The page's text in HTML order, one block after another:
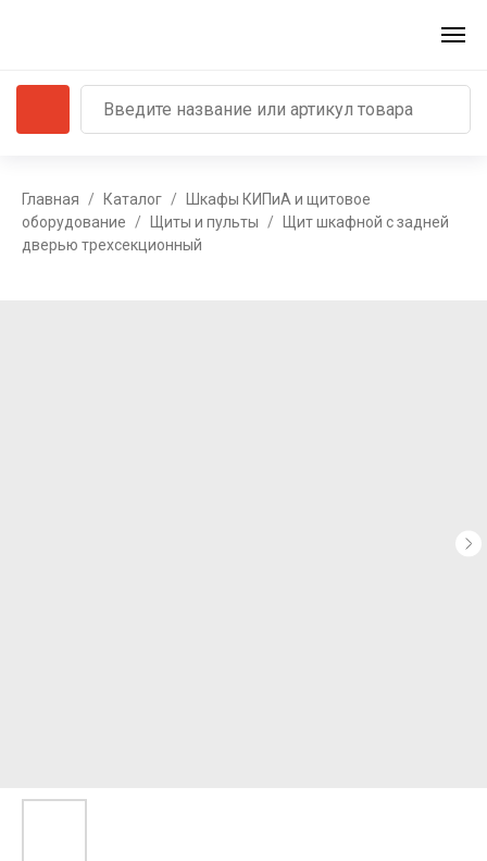
Главная Каталог
Шкафы КИПиА и щитовое
оборудование
Щиты и пульты
Щит шкафной с задней
дверью трехсекционный